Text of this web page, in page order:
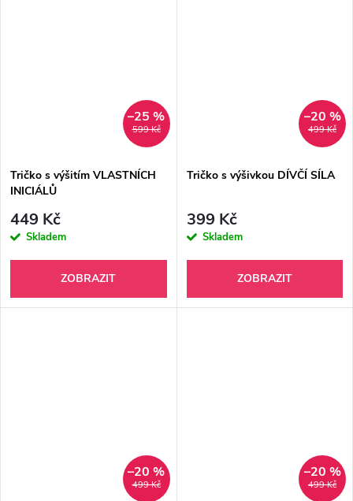
599 Kč
–25 %
Tričko s výšitím VLASTNÍCH
INICIÁLŮ
449 Kč
Skladem
ZOBRAZIT
499 Kč
–20 %
Tričko s výšivkou DÍVČÍ SÍLA
399 Kč
Skladem
ZOBRAZIT
499 Kč
–20 %
499 Kč
–20 %